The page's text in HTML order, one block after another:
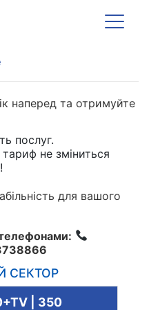
наперед та отримуйте
послуг.
не зміниться
для вашого
телефонами:
СЕКТОР
| 350